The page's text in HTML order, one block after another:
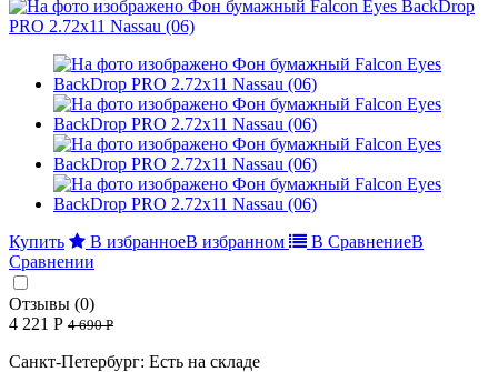
Купить В избранноеВ избранном В СравнениеВ
Сравнении
Отзывы (0)
4 221 Р 4 690 Р
Санкт-Петербург: Есть на складе